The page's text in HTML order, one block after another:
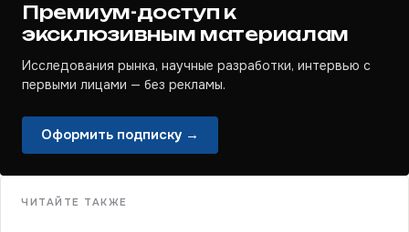
Премиум-доступ к
эксклюзивным материалам
Исследования рынка, научные разработки, интервью с
первыми лицами — без рекламы.
Оформить подписку →
ЧИТАЙТЕ ТАКЖЕ